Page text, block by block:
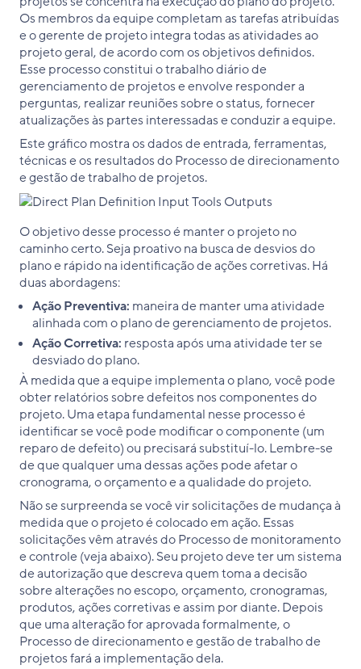
Os membros da equipe completam as tarefas atribuídas
e o gerente de projeto integra todas as atividades ao
projeto geral, de acordo com os objetivos definidos.
Esse processo constitui o trabalho diário de
gerenciamento de projetos e envolve responder a
perguntas, realizar reuniões sobre o status, fornecer
atualizações às partes interessadas e conduzir a equipe.
Este gráfico mostra os dados de entrada, ferramentas,
técnicas e os resultados do Processo de direcionamento
e gestão de trabalho de projetos.
O objetivo desse processo é manter o projeto no
caminho certo. Seja proativo na busca de desvios do
plano e rápido na identificação de ações corretivas. Há
duas abordagens:
Ação Preventiva: maneira de manter uma atividade
alinhada com o plano de gerenciamento de projetos.
Ação Corretiva: resposta após uma atividade ter se
desviado do plano.
À medida que a equipe implementa o plano, você pode
obter relatórios sobre defeitos nos componentes do
projeto. Uma etapa fundamental nesse processo é
identificar se você pode modificar o componente (um
reparo de defeito) ou precisará substituí-lo. Lembre-se
de que qualquer uma dessas ações pode afetar o
cronograma, o orçamento e a qualidade do projeto.
Não se surpreenda se você vir solicitações de mudança à
medida que o projeto é colocado em ação. Essas
solicitações vêm através do Processo de monitoramento
e controle (veja abaixo). Seu projeto deve ter um sistema
de autorização que descreva quem toma a decisão
sobre alterações no escopo, orçamento, cronogramas,
produtos, ações corretivas e assim por diante. Depois
que uma alteração for aprovada formalmente, o
Processo de direcionamento e gestão de trabalho de
projetos fará a implementação dela.